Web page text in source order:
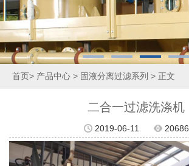
首页> 产品中心 > 固液分离过滤系列 > 正文
二合一过滤洗涤机
2019-06-11 20686